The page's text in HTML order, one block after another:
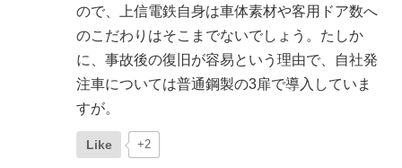
ので、上信電鉄自身は車体素材や客用ドア数へ
のこだわりはそこまでないでしょう。たしか
に、事故後の復旧が容易という理由で、自社発
注車については普通鋼製の3扉で導入していま
すが。
Like +2